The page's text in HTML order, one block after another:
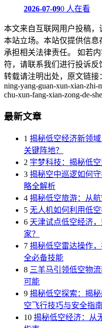
2026-07-090 人在看
本文来自互联网用户投稿
本站立场。本站仅提供信
承担相关法律责任。 如若
符，请联系我们进行投诉反
转载请注明出处，原文链接
ning-yang-guan-xun-xian-zhi-
chu-xun-fang-xian-zong-de-
最新文章
1 揭秘低空经济新领
关键阵地？
2 宇梦科技：揭秘低
3 揭秘空中巡逻如何
略全解析
4 揭秘低空旅游：从
5 无人机如何利用低
6 天津试点低空经济
家？
7 揭秘低空雷达操作
全必备技能
8 三羊马引领低空物
可能
9 揭秘低空探索：揭
空飞行技巧与安全指南
10 揭秘低空经济：从